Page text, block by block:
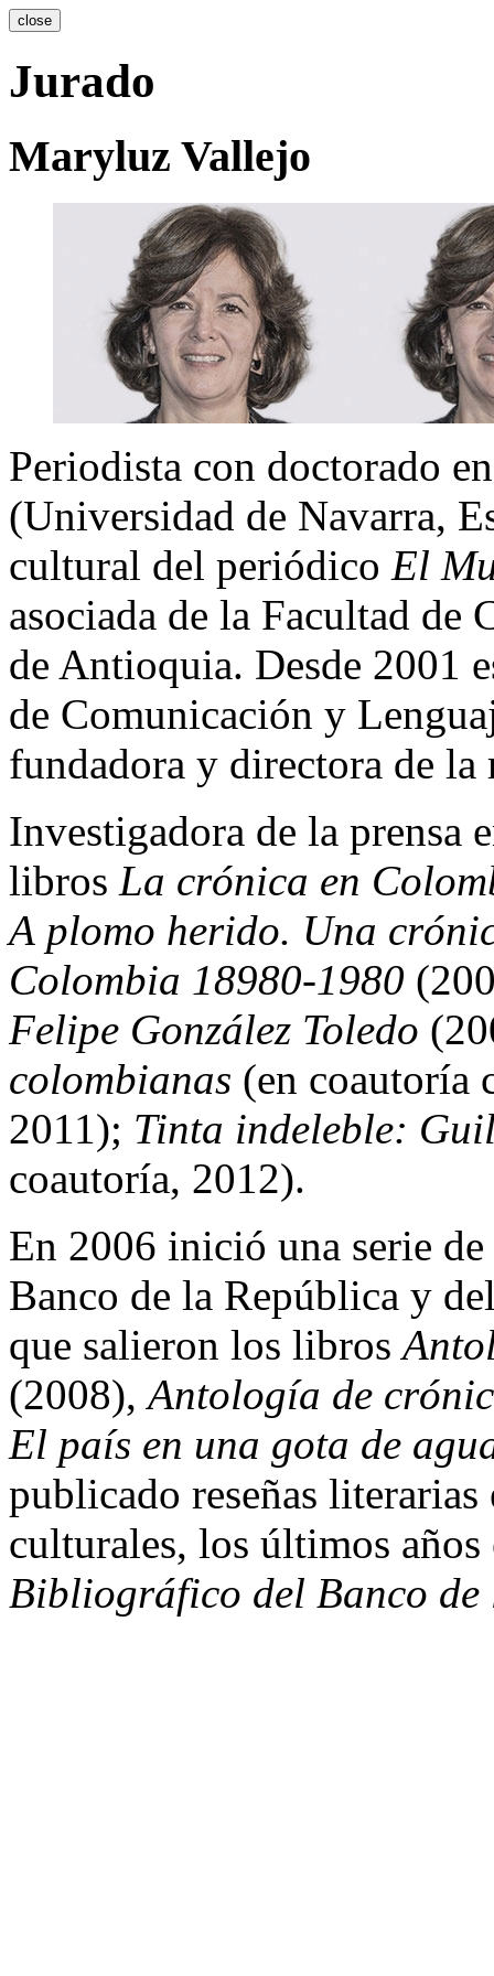
close
Jurado
Maryluz Vallejo
Periodista con doctorado
(Universidad de Navarra,
cultural del periódico El
asociada de la Facultad
de Antioquia. Desde 2001
de Comunicación y
fundadora y directora de
Investigadora de la prensa
libros La crónica en
A plomo herido. Una
Colombia 18980-1980
Felipe González Toledo
colombianas (en coautoría
2011); Tinta indeleble:
coautoría, 2012).
En 2006 inició una serie
Banco de la República y
que salieron los libros
(2008), Antología de
El país en una gota de
publicado reseñas
culturales, los últimos
Bibliográfico del Banco de